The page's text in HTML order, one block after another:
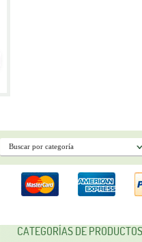
CATEGORÍAS DE PRODUCTOS